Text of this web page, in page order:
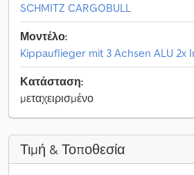
SCHMITZ CARGOBULL
Μοντέλο:
Kippauflieger mit 3 Achsen ALU 2x
Κατάσταση:
μεταχειρισμένο
Τιμή & Τοποθεσία